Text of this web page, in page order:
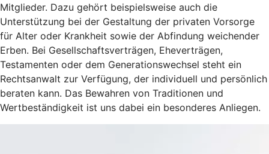
Mitglieder. Dazu gehört beispielsweise auch die
Unterstützung bei der Gestaltung der privaten Vorsorge
für Alter oder Krankheit sowie der Abfindung weichender
Erben. Bei Gesellschaftsverträgen, Eheverträgen,
Testamenten oder dem Generationswechsel steht ein
Rechtsanwalt zur Verfügung, der individuell und persönlich
beraten kann. Das Bewahren von Traditionen und
Wertbeständigkeit ist uns dabei ein besonderes Anliegen.